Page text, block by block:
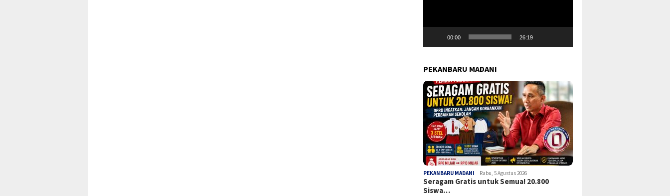
00:00 26:19
PEKANBARU MADANI
PEKANBARU MADANI Rabu, 5 Agustus 2026
Seragam Gratis untuk Semua! 20.800
Siswa…